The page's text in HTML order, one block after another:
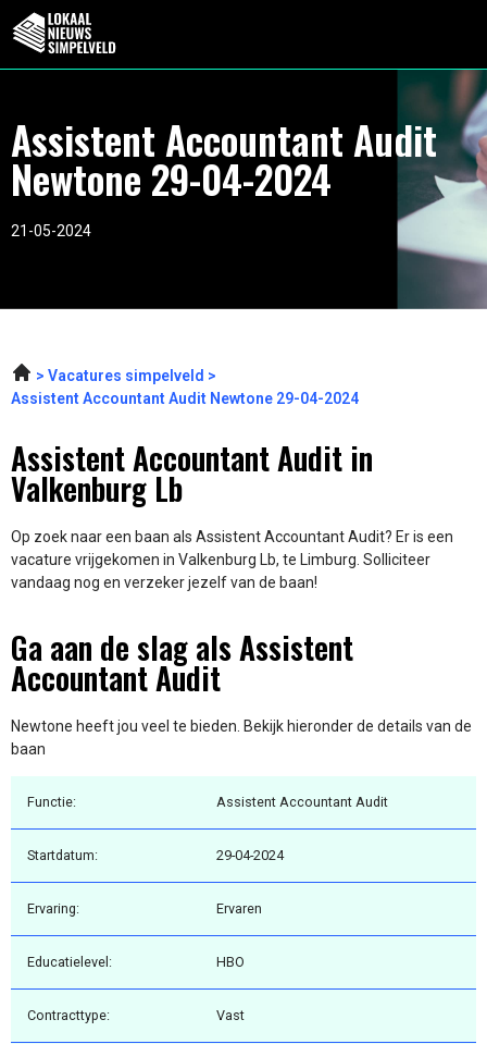
Assistent Accountant Audit
Newtone 29-04-2024
21-05-2024
Vacatures simpelveld
Assistent Accountant Audit Newtone 29-04-2024
Assistent Accountant Audit in
Valkenburg Lb
Op zoek naar een baan als Assistent Accountant Audit? Er is een
vacature vrijgekomen in Valkenburg Lb, te Limburg. Solliciteer
vandaag nog en verzeker jezelf van de baan!
Ga aan de slag als Assistent
Accountant Audit
Newtone heeft jou veel te bieden. Bekijk hieronder de details van de
baan
Functie: Assistent Accountant Audit
Startdatum: 29-04-2024
Ervaring: Ervaren
Educatielevel: HBO
Contracttype: Vast